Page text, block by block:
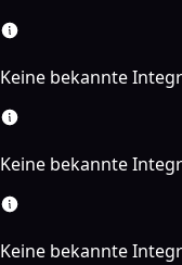
Keine bekannte
Keine bekannte
Keine bekannte